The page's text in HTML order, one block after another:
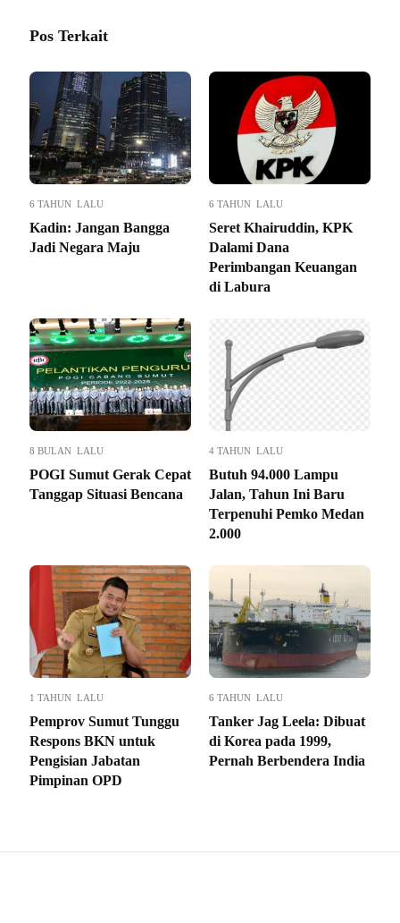
Pos Terkait
6 TAHUN LALU
Kadin: Jangan Bangga
Jadi Negara Maju
6 TAHUN LALU
Seret Khairuddin, KPK
Dalami Dana
Perimbangan Keuangan
di Labura
8 BULAN LALU
POGI Sumut Gerak Cepat
Tanggap Situasi Bencana
4 TAHUN LALU
Butuh 94.000 Lampu
Jalan, Tahun Ini Baru
Terpenuhi Pemko Medan
2.000
1 TAHUN LALU
Pemprov Sumut Tunggu
Respons BKN untuk
Pengisian Jabatan
Pimpinan OPD
6 TAHUN LALU
Tanker Jag Leela: Dibuat
di Korea pada 1999,
Pernah Berbendera India